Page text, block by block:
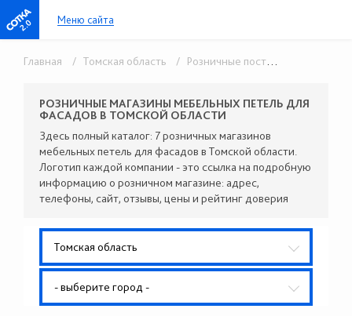
2.0 Меню сайта
Главная / Томская область / Розничные поставщики комплектующих
РОЗНИЧНЫЕ МАГАЗИНЫ МЕБЕЛЬНЫХ ПЕТЕЛЬ ДЛЯ
ФАСАДОВ В ТОМСКОЙ ОБЛАСТИ
Здесь полный каталог: 7 розничных магазинов
мебельных петель для фасадов в Томской области.
Логотип каждой компании - это ссылка на подробную
информацию о розничном магазине: адрес,
телефоны, сайт, отзывы, цены и рейтинг доверия
Томская область
- выберите город -